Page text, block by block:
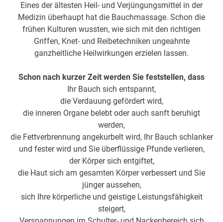
Eines der ältesten Heil- und Verjüngungsmittel in der
Medizin überhaupt hat die Bauchmassage. Schon die
frühen Kulturen wussten, wie sich mit den richtigen
Griffen, Knet- und Reibetechniken ungeahnte
ganzheitliche Heilwirkungen erzielen lassen.
Schon nach kurzer Zeit werden Sie feststellen, dass
Ihr Bauch sich entspannt,
die Verdauung gefördert wird,
die inneren Organe belebt oder auch sanft beruhigt
werden,
die Fettverbrennung angekurbelt wird, Ihr Bauch schlanker
und fester wird und Sie überflüssige Pfunde verlieren,
der Körper sich entgiftet,
die Haut sich am gesamten Körper verbessert und Sie
jünger aussehen,
sich Ihre körperliche und geistige Leistungsfähigkeit
steigert,